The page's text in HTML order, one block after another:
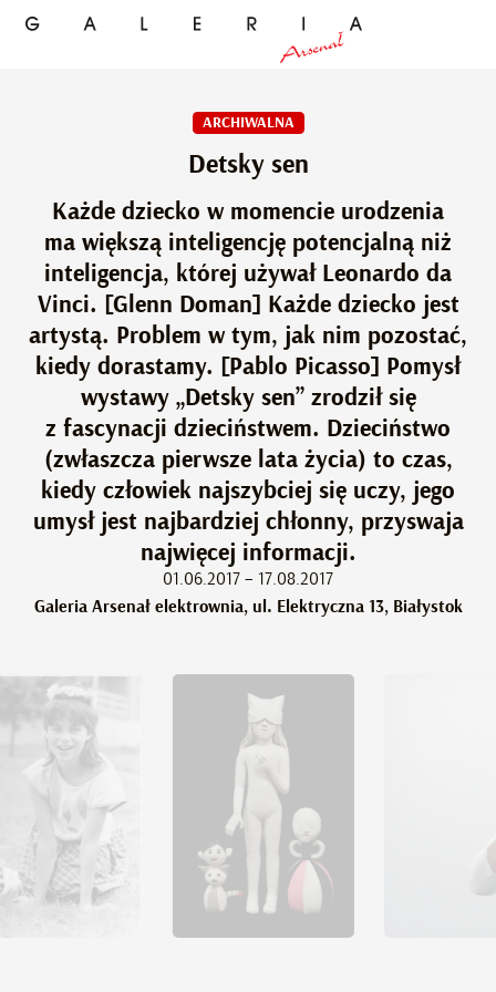
ARCHIWALNA
Detsky sen
Każde dziecko w momencie urodzenia
ma większą inteligencję potencjalną niż
inteligencja, której używał Leonardo da
Vinci. [Glenn Doman] Każde dziecko jest
artystą. Problem w tym, jak nim pozostać,
kiedy dorastamy. [Pablo Picasso] Pomysł
wystawy „Detsky sen” zrodził się
z fascynacji dzieciństwem. Dzieciństwo
(zwłaszcza pierwsze lata życia) to czas,
kiedy człowiek najszybciej się uczy, jego
umysł jest najbardziej chłonny, przyswaja
najwięcej informacji.
01.06.2017 – 17.08.2017
Galeria Arsenał elektrownia, ul. Elektryczna 13, Białystok